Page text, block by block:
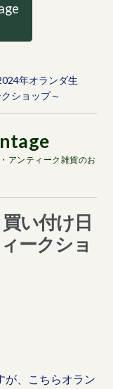
年オランダ生
ショップ～
アンティーク雑貨のお
い付け日
ークショ
が、こちらオラン